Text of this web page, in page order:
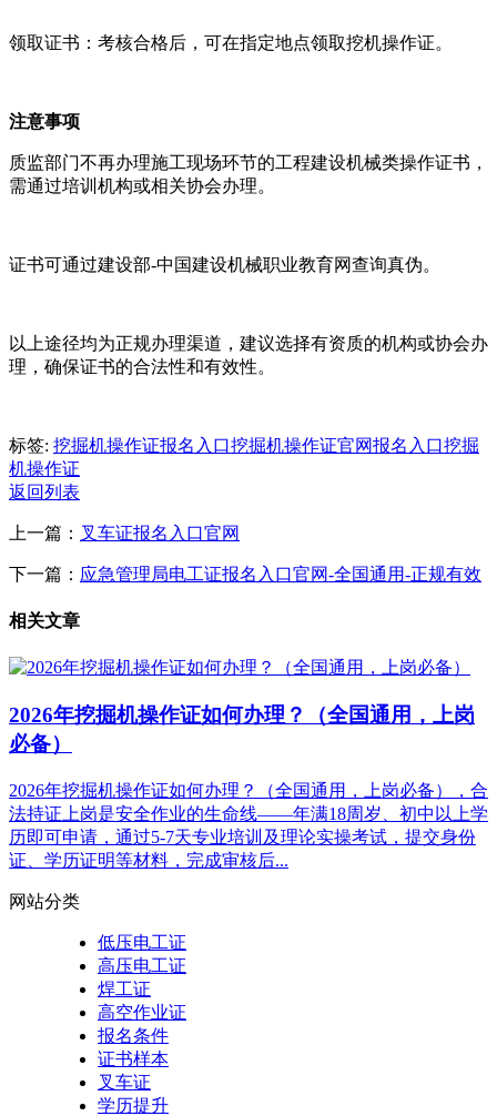
‌领取证书‌：考核合格后，可在指定地点领取挖机操作证‌。
‌注意事项‌
质监部门不再办理施工现场环节的工程建设机械类操作证书，
需通过培训机构或相关协会办理‌。
证书可通过建设部-中国建设机械职业教育网查询真伪‌。
以上途径均为正规办理渠道，建议选择有资质的机构或协会办
理，确保证书的合法性和有效性‌。
标签: 挖掘机操作证报名入口挖掘机操作证官网报名入口挖掘
机操作证
返回列表
上一篇： 叉车证报名入口官网
下一篇： 应急管理局电工证报名入口官网-全国通用-正规有效
相关文章
2026年挖掘机操作证如何办理？（全国通用，上岗
必备）
2026年挖掘机操作证如何办理？（全国通用，上岗必备），合
法持证上岗是安全作业的生命线——年满18周岁、初中以上学
历即可申请，通过5-7天专业培训及理论实操考试，提交身份
证、学历证明等材料，完成审核后...
网站分类
低压电工证
高压电工证
焊工证
高空作业证
报名条件
证书样本
叉车证
学历提升